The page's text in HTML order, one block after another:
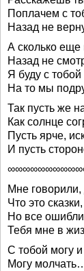
Поплачем с
Назад не
А сколько еще
Назад не
Я буду с
На то мы
Так пусть же
Как солнце
Пусть ярче,
И пусть
Мне
Что это
Но все
Тебя мне в
С тобой могу и
Могу